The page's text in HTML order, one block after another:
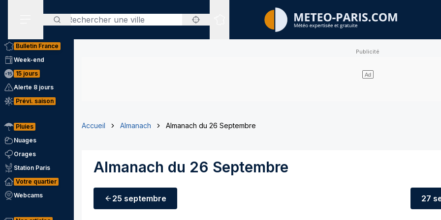
Rechercher
Sites expertisés
Bulletin France
Week-end
15 jours
Alerte 8 jours
Prévi. saison
Pluies
Nuages
Orages
Station Paris
Votre quartier
Webcams
Accueil Almanach Almanach du 26 Septembre
Almanach du 26 Septembre
25 septembre 27